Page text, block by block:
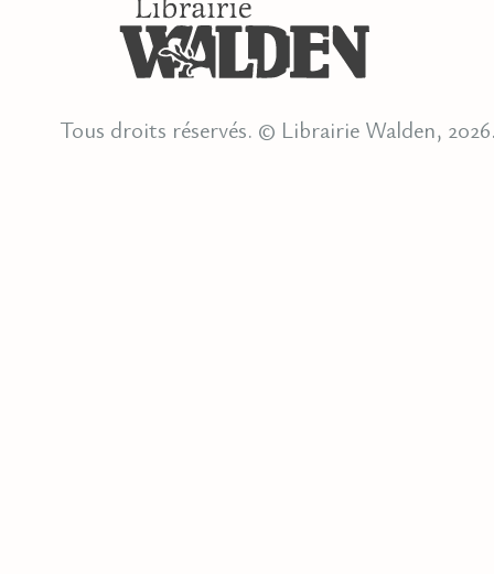
Tous droits réservés. © Librairie Walden,